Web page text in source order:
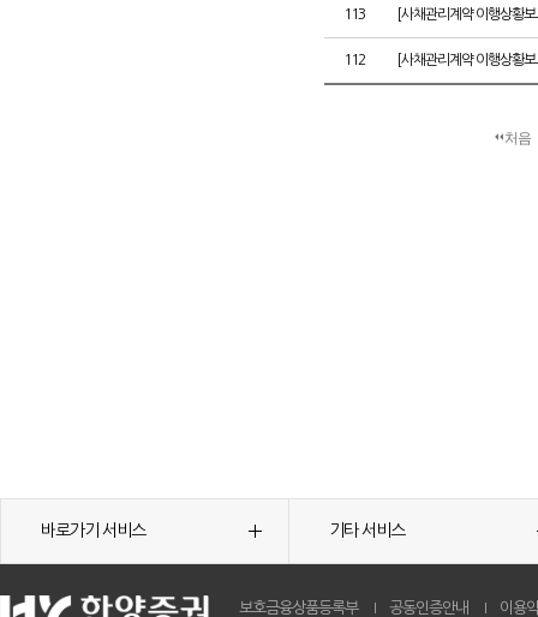
113 [사채관리계약 이행상황
112 [사채관리계약 이행상황
처음
바로가기 서비스 기타 서비스
보호금융상품등록부 공동인증안내 이용